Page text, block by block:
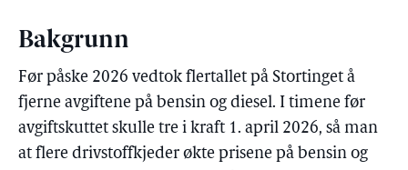
Bakgrunn
Før påske 2026 vedtok flertallet på Stortinget å
fjerne avgiftene på bensin og diesel. I timene før
avgiftskuttet skulle tre i kraft 1. april 2026, så man
at flere drivstoffkjeder økte prisene på bensin og